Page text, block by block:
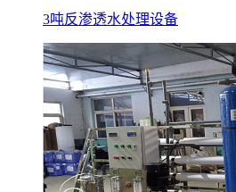
3吨反渗透水处理设备